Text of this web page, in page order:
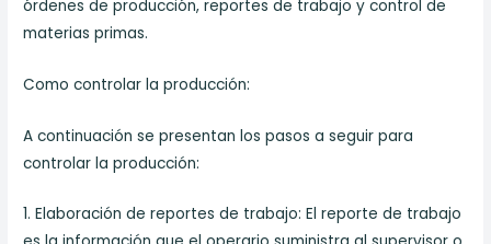
órdenes de producción, reportes de trabajo y control de
materias primas.
Como controlar la producción:
A continuación se presentan los pasos a seguir para
controlar la producción:
1. Elaboración de reportes de trabajo: El reporte de trabajo